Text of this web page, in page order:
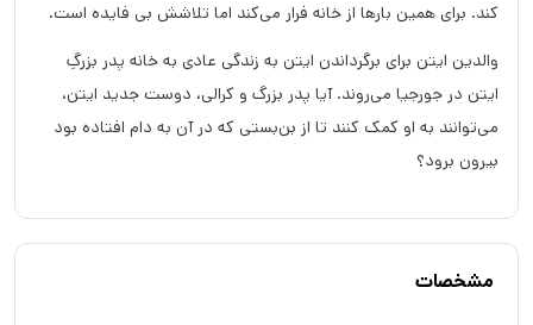
کند. برای همین بارها از خانه فرار می‌کند اما تلاشش بی فایده است.
والدین ایتن برای برگرداندن ایتن به زندگی عادی به خانه پدر بزرگِ
ایتن در جورجیا می‌روند. آیا پدر بزرگ و کرالی، دوست جدید ایتن،
می‌توانند به او کمک کنند تا از بن‌بستی که در آن به دام افتاده بود
بیرون برود؟
مشخصات